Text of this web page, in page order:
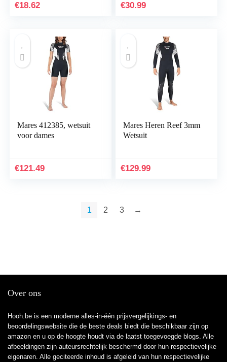
€18.62 €30.99
Mares 412385, wetsuit
voor dames
€121.49
Mares Heren Reef 3mm
Wetsuit
€129.99
1 2 3 →
Over ons
Hooh.be is een moderne alles-in-één prijsvergelijkings- en
beoordelingswebsite die de beste deals biedt die beschikbaar zijn op
amazon en u op de hoogte houdt via de laatst toegevoegde blogs. Alle
afbeeldingen zijn auteursrechtelijk beschermd door hun respectievelijke
eigenaren. Alle geciteerde inhoud is afgeleid van hun respectievelijke